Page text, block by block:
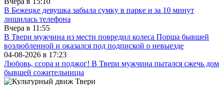
В Бежецке девушка забыла сумку в парке и за 10 минут
лишилась телефона
Вчера в 11:55
В Твери мужчина из мести повредил колеса Порша бывшей
возлюбленной и оказался под подпиской о невыезде
04-08-2026 в 17:23
Любовь, ссора и поджог! В Твери мужчина пытался сжечь дом
бывшей сожительницы